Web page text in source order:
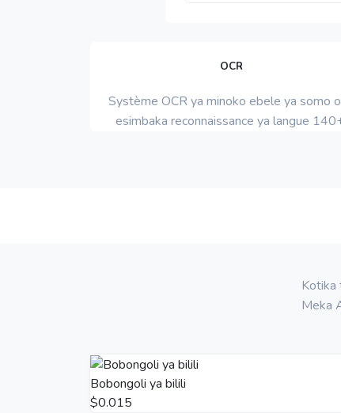
OCR
Système OCR ya minoko ebele ya somo
esimbaka reconnaissance ya langue
Kotika
Meka
Bobongoli ya bilili
$0.015